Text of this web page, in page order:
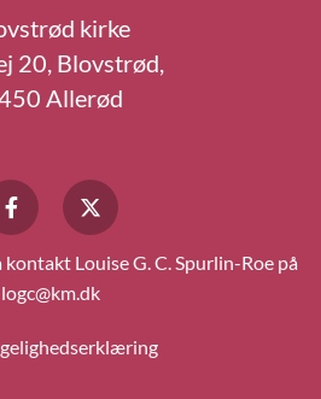
kirke
20, Blovstrød,
Allerød
Louise G. C. Spurlin-Roe på
logc@km.dk